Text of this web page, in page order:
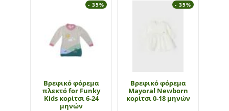
- 35%
Βρεφικό φόρεμα
πλεκτό for Funky
Kids κορίτσι 6-24
μηνών
- 35%
Βρεφικό φόρεμα
Mayoral Newborn
κορίτσι 0-18 μηνών